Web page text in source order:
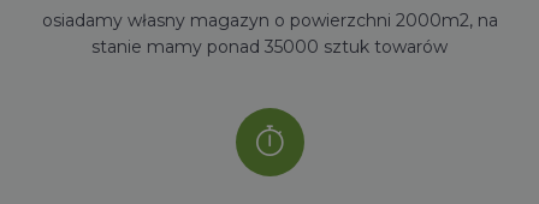
osiadamy własny magazyn o powierzchni 2000m2, na
stanie mamy ponad 35000 sztuk towarów